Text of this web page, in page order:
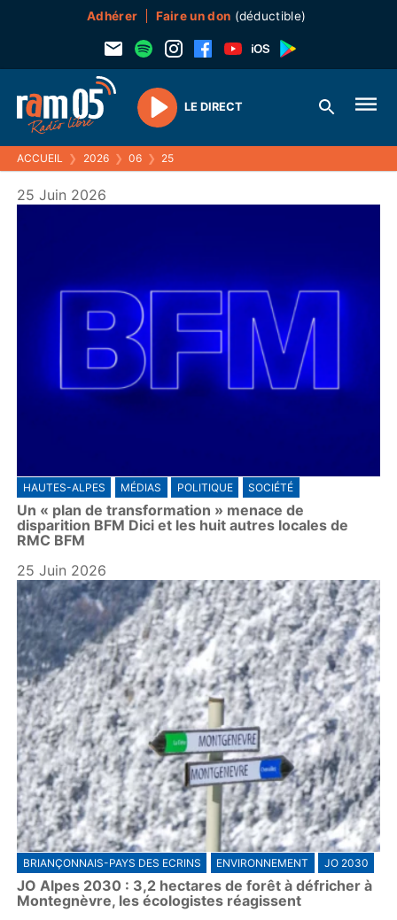
Adhérer Faire un don (déductible)
Play
LE DIRECT
ACCUEIL ❯ 2026 ❯ 06 ❯ 25
25 Juin 2026
HAUTES-ALPES MÉDIAS POLITIQUE SOCIÉTÉ
Un « plan de transformation » menace de
disparition BFM Dici et les huit autres locales de
RMC BFM
25 Juin 2026
BRIANÇONNAIS-PAYS DES ECRINS ENVIRONNEMENT JO 2030
JO Alpes 2030 : 3,2 hectares de forêt à défricher à
Montegnèvre, les écologistes réagissent